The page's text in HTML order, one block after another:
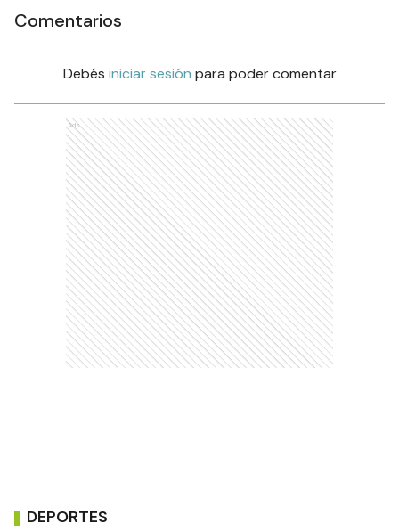
Comentarios
Debés iniciar sesión para poder comentar
Ads
DEPORTES